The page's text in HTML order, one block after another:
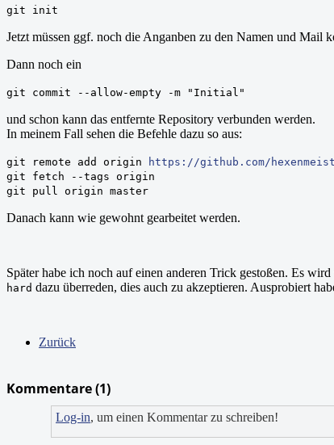
git init
Jetzt müssen ggf. noch die Anganben zu den Namen und Mail
Dann noch ein
git commit --allow-empty -m "Initial"
und schon kann das entfernte Repository verbunden werden.
In meinem Fall sehen die Befehle dazu so aus:
git remote add origin
https://github.com/
git fetch --tags origin
git pull origin master
Danach kann wie gewohnt gearbeitet werden.
Später habe ich noch auf einen anderen Trick gestoßen. Es
hard dazu überreden, dies auch zu akzeptieren. Ausprobiert
Zurück
Kommentare (1)
Log-in, um einen Kommentar zu schreiben!